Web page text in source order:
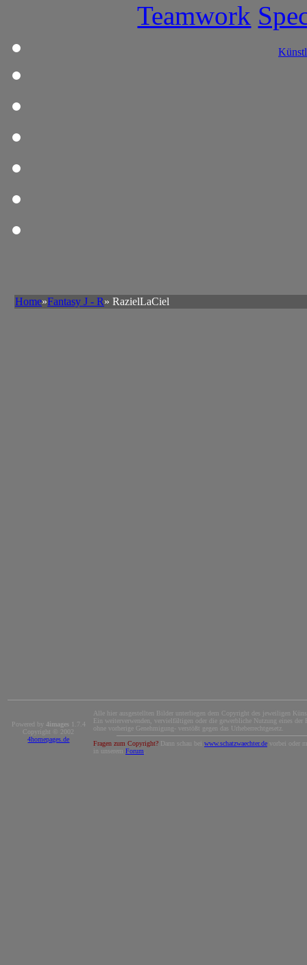
Teamwork
Home»Fantasy J - R» RazielLaCiel
Powered by 4images 1.7.4
Copyright © 2002
4homepages.de
Alle hier ausgestellten Bilder unterliegen dem Copyright des jeweiligen
Ein weiterverwenden, vervielfältigen oder die gewerbliche Nutzung eines der
ohne vorherige Genehmigung- verstößt gegen das Urheberrechtgesetz.
Fragen zum Copyright? Dann schau bei www.schatzwaechter.de vorbei oder
in unserem Forum